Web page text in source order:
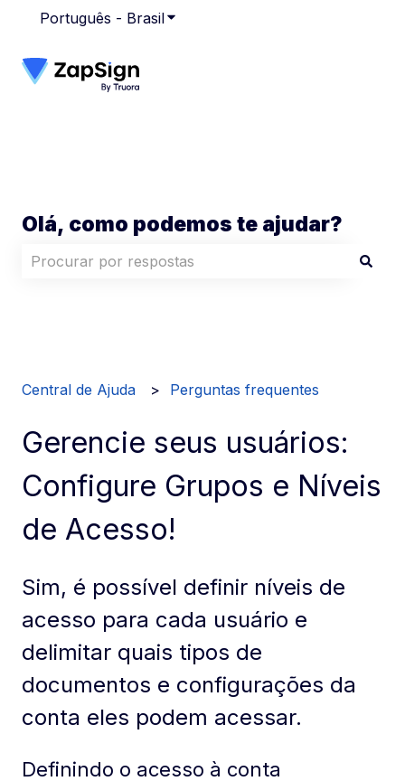
Português - BrasilMostrar submenu para traduções
Olá, como podemos te ajudar?
Central de Ajuda Perguntas frequentes
Gerencie seus usuários:
Configure Grupos e Níveis
de Acesso!
Sim, é possível definir níveis de
acesso para cada usuário e
delimitar quais tipos de
documentos e configurações da
conta eles podem acessar.
Definindo o acesso à conta